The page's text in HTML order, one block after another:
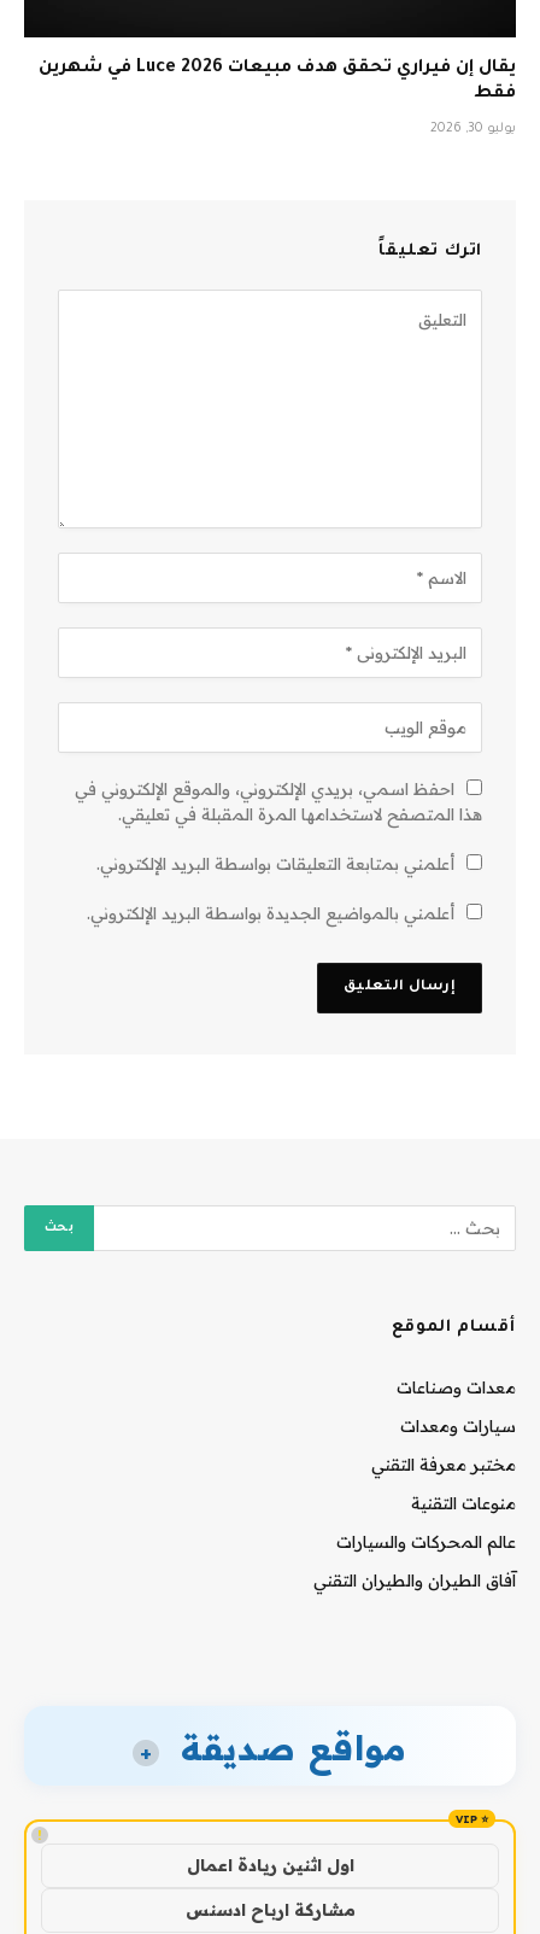
يقال إن فيراري تحقق هدف مبيعات Luce 2026 في شهرين
فقط
يوليو 30, 2026
اترك تعليقاً
احفظ اسمي، بريدي الإلكتروني، والموقع الإلكتروني في
هذا المتصفح لاستخدامها المرة المقبلة في تعليقي.
أعلمني بمتابعة التعليقات بواسطة البريد الإلكتروني.
أعلمني بالمواضيع الجديدة بواسطة البريد الإلكتروني.
أقسام الموقع
معدات وصناعات
سيارات ومعدات
مختبر معرفة التقني
منوعات التقنية
عالم المحركات والسيارات
آفاق الطيران والطيران التقني
مواقع صديقة +
!
اول اثنين ريادة اعمال
مشاركة ارباح ادسنس